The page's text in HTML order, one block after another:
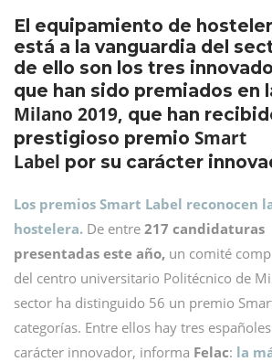
El equipamiento de
está a la vanguardia del
de ello son los tres
que han sido premiados en
Milano 2019, que han
prestigioso premio Smart
Label por su carácter
Los premios Smart Label reconocen
hostelera. De entre 217 candidaturas
presentadas este año, un comité
del centro universitario Politécnico de
sector ha distinguido 56 un premio
categorías. Entre ellos hay tres
carácter innovador, informa Felac: la